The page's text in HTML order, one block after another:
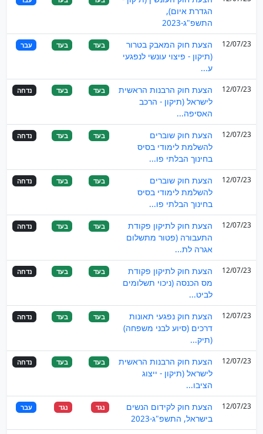
הגדרת איום),
התשפ"ג-2023
12/07/23
הצעת חוק המאבק בטרור
(תיקון - פיצוי עונשי לנפגעי
ע...
בעד בעד עבר
12/07/23
הצעת חוק הרבנות הראשית
לישראל (תיקון - הרכב
האסיפה...
בעד בעד נדחה
12/07/23
הצעת חוק שוברים
להשלמת לימודי בסיס
בחינוך הבלתי פו...
בעד בעד נדחה
12/07/23
הצעת חוק שוברים
להשלמת לימודי בסיס
בחינוך הבלתי פו...
בעד בעד נדחה
12/07/23
הצעת חוק לתיקון פקודת
התעבורה (פטור מתשלום
אגרה לת...
בעד בעד נדחה
12/07/23
הצעת חוק לתיקון פקודת
מס הכנסה (ניכוי תשלומים
לביט...
בעד בעד נדחה
12/07/23
הצעת חוק נפגעי תאונות
דרכים (סיוע לבני משפחה)
(תיק...
בעד בעד נדחה
12/07/23
הצעת חוק הרבנות הראשית
לישראל (תיקון - ייצוג
הציבו...
בעד בעד נדחה
12/07/23
הצעת חוק לקידום הנשים
בישראל, התשפ"ג-2023
נגד נגד עבר